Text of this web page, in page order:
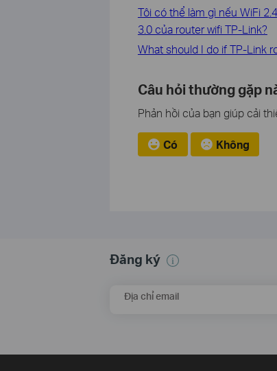
Tôi có thể làm gì nếu WiFi
3.0 của router wifi TP-Link?
What should I do if TP-Link
Câu hỏi thường gặp
Phản hồi của bạn giúp cải
Có Không
Đăng ký
Địa chỉ email